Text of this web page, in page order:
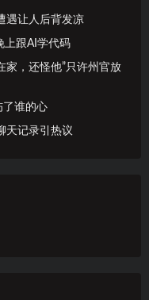
遇让人后背发凉
上跟AI学代码
家，还怪他”只许州官放
了谁的心
天记录引热议